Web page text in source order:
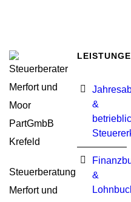
Steuerberatung
Merfort und
&
&